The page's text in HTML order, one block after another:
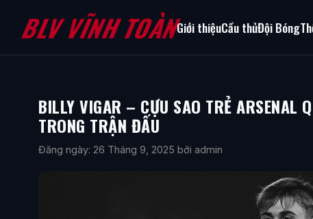
BLV VĨNH TOÀNGiới thiệuCầu thủĐội Bóng
BILLY VIGAR – CỰU SAO TRẺ ARSENAL
TRONG TRẬN ĐẤU
Đăng ngày: 26 Tháng 9, 2025 bởi admin